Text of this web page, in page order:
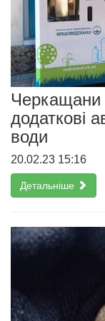
Черкащани
додаткові
води
20.02.23 15:16
Детальніше